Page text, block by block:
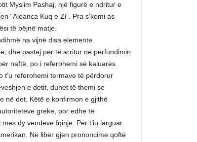
Myslim Pashaj, një figurë e ndritur e
“Aleanca Kuq e Zi”. Pra s’kemi as
të bëjnë matje.
na vijnë disa elemente.
dhe pastaj për të arritur në përfundimin
naftë, po i referohemi së kaluarës.
t’u referohemi termave të përdorur
e detit, duhet të themi se
në det. Këtë e konfirmon e gjithë
greke, por edhe të
dy vendeve fqinje. Për t’iu larguar
Në libër gjen prononcime qoftë